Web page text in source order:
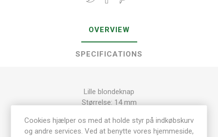
OVERVIEW
SPECIFICATIONS
Lille blondeknap
Størrelse: 14 mm
Cookies hjælper os med at holde styr på indkøbskurv
og andre services. Ved at benytte vores hjemmeside,